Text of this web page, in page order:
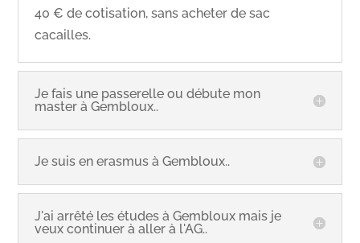
40 € de cotisation, sans acheter de sac
cacailles.
Je fais une passerelle ou débute mon
master à Gembloux..
Je suis en erasmus à Gembloux..
J'ai arrêté les études à Gembloux mais je
veux continuer à aller à l'AG..